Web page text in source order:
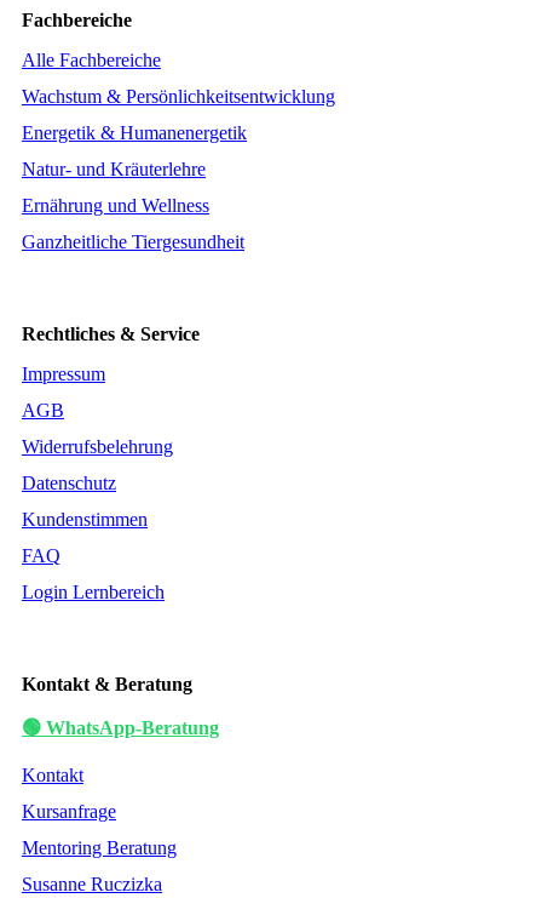
Fachbereiche
Alle Fachbereiche
Wachstum & Persönlichkeitsentwicklung
Energetik & Humanenergetik
Natur- und Kräuterlehre
Ernährung und Wellness
Ganzheitliche Tiergesundheit
Rechtliches & Service
Impressum
AGB
Widerrufsbelehrung
Datenschutz
Kundenstimmen
FAQ
Login Lernbereich
Kontakt & Beratung
🟢 WhatsApp-Beratung
Kontakt
Kursanfrage
Mentoring Beratung
Susanne Ruczizka